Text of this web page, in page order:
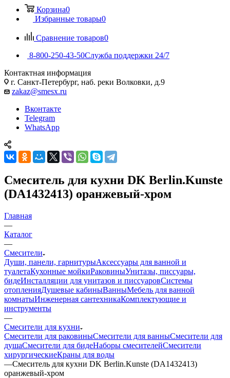
Корзина0
Избранные товары0
Сравнение товаров0
8-800-250-43-50Служба поддержки 24/7
Контактная информация
г. Санкт-Петербург, наб. реки Волковки, д.9
zakaz@smesx.ru
Вконтакте
Telegram
WhatsApp
Смеситель для кухни DK Berlin.Kunste
(DA1432413) оранжевый-хром
Главная
—
Каталог
—
Смесители
Души, панели, гарнитурыАксессуары для ванной и
туалетаКухонные мойкиРаковиныУнитазы, писсуары,
бидеИнсталляции для унитазов и писсуаровСистемы
отопленияДушевые кабиныВанныМебель для ванной
комнатыИнженерная сантехникаКомплектующие и
инструменты
—
Смесители для кухни
Смесители для раковиныСмесители для ванныСмесители для
душаСмесители для бидеНаборы смесителейСмесители
хирургическиеКраны для воды
—Смеситель для кухни DK Berlin.Kunste (DA1432413)
оранжевый-хром